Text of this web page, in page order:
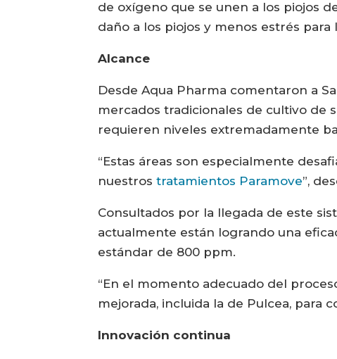
de oxígeno que se unen a los piojos
daño a los piojos y menos estrés
Alcance
Desde Aqua Pharma comentaron a
mercados tradicionales de cultivo de
requieren niveles extremadamente
“Estas áreas son especialmente
nuestrostratamientos Paramove”,
Consultados por la llegada de este
actualmente están logrando una
estándar de 800 ppm.
“En el momento adecuado del
mejorada, incluida la de Pulcea, para
Innovación continua